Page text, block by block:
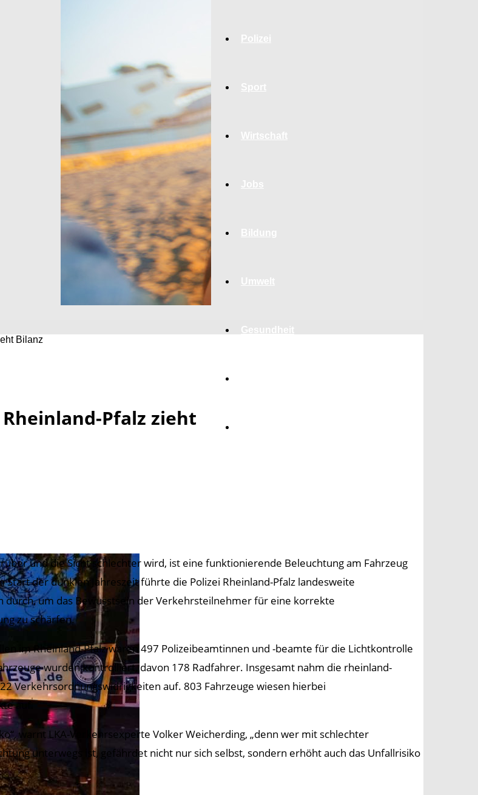
Gesundheit
Bilanz
Pfalz zieht
und die Sicht schlechter wird, ist eine funktionierende Beleuchtung am Fahrzeug
Start der dunklen Jahreszeit führte die Polizei Rheinland-Pfalz landesweite
durch, um das Bewusstsein der Verkehrsteilnehmer für eine korrekte
zu schärfen.
im Rheinland-Pfalz waren 497 Polizeibeamtinnen und -beamte für die Lichtkontrolle
wurden kontrolliert, davon 178 Radfahrer. Insgesamt nahm die rheinland-
Verkehrsordnungswidrigkeiten auf. 803 Fahrzeuge wiesen hierbei
auf.
warnt LKA-Verkehrsexperte Volker Weicherding, „denn wer mit schlechter
unterwegs ist, gefährdet nicht nur sich selbst, sondern erhöht auch das Unfallrisiko